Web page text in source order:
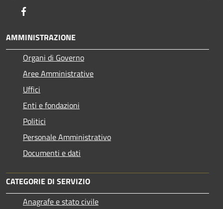
AMMINISTRAZIONE
Organi di Governo
Aree Amministrative
Uffici
Enti e fondazioni
Politici
Personale Amministrativo
Documenti e dati
CATEGORIE DI SERVIZIO
Anagrafe e stato civile